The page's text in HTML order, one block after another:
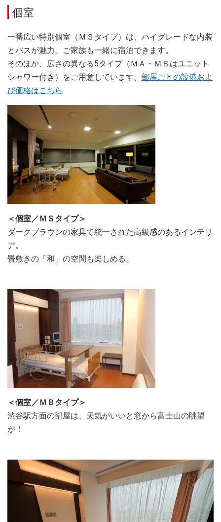
個室
一番広い特別個室（ＭＳタイプ）は、ハイグレードな内装
とバスが魅力。ご家族も一緒に宿泊できます。
そのほか、広さの異なる5タイプ（ＭＡ・ＭＢはユニット
シャワー付き）をご用意しています。 部屋ごとの設備およ
び価格はこちら
＜個室／ＭＳタイプ＞
ダークブラウンの家具で統一された高級感のあるインテリ
ア。
畳敷きの「和」の空間も楽しめる。
＜個室／ＭＢタイプ＞
渋谷駅方面の部屋は、天気がいいと窓から富士山の眺望
が！